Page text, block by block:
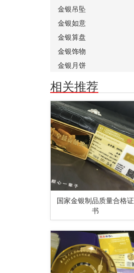
金银吊坠
金银如意
金银算盘
金银饰物
金银月饼
相关推荐
国家金银制品质量合格证
书